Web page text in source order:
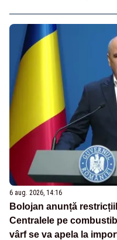
6 aug. 2026, 14:16
Bolojan anunță
Centralele pe
vârf se va apela la